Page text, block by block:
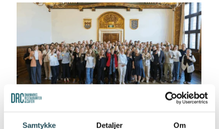
Samtykke Detaljer Om
KANTINELØFTET